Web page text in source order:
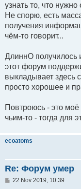
узнать то, что
Не спорю, есть
получения
чём-то говорит...
ДлиннО получилось
этот форум
выкладывает здесь
просто хорошее и
Повтроюсь - это
чьим-то - тогда для
ecoatoms
Re: Форум умер
P22 Nov 2019, 10:39